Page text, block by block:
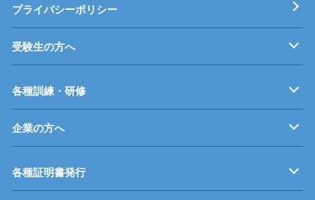
プライバシーポリシー
受験生の方へ
募集要項
オープンキャンパス
受験料等
高校連携案内
各種訓練・研修
企業従業員の方へ
再就職を考えている方へ
障がいのある方へ
企業の方へ
事業主推薦について
インターンシップについて
学生の求人について
各種証明書発行